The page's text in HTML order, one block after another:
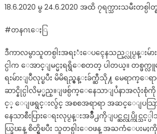
18.6.2020 မွ 24.6.2020 အထိ ၇ရက္သားသမီးတစ္ပ
#တနဂၤေႏြ
ဒီကာလမွာသူတစ္ပါးအရႈံးေပၚေနသည့္လုပ္ငန္းမ်ာ
င္ပါက ေအာင္ျမင္မႈရရွိေစတတ္ ပါတယ္။ တစ္ဖက္လူ
ရးမ်ားျပဳလုပ္ၿပီး မိမိရည္မွန္းခ်က္ဆီသို႔ မေရာက္
ဆာင္နိုင္ပါလိမ့္မည္။ျဖစ္ပ်က္ေနေသာျပႆနာအလုံးစုံ
င့္ ေျဖရွင္းလွ်င္ အစစအရာရာ အဆင္ေျပသြ
နေသာစီးပြားေရးလုပ္ငန္းအခ်ိဳ႕ကိုျပင္ဆင္လုပ္ကိုင္သ
ယ္ခြၽန္ စိတ္ရွိၿပီး သူတစ္ပါးေဝဖန္ အႀကံေပးမႈကို